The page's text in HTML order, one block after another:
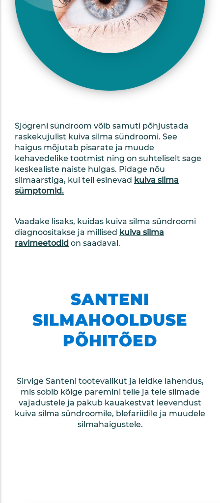
Sjögreni sündroom võib samuti põhjustada
raskekujulist kuiva silma sündroomi. See
haigus mõjutab pisarate ja muude
kehavedelike tootmist ning on suhteliselt sage
keskealiste naiste hulgas. Pidage nõu
silmaarstiga, kui teil esinevad kuiva silma
sümptomid.
Vaadake lisaks, kuidas kuiva silma sündroomi
diagnoositakse ja millised kuiva silma
ravimeetodid on saadaval.
SANTENI
SILMAHOOLDUSE
PÕHITÕED
Sirvige Santeni tootevalikut ja leidke lahendus,
mis sobib kõige paremini teile ja teie silmade
vajadustele ja pakub kauakestvat leevendust
kuiva silma sündroomile, blefariidile ja muudele
silmahaigustele.